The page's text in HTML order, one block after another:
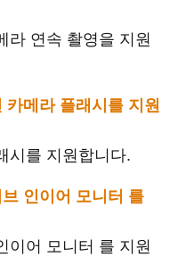
라 연속 촬영을 지원
메라 플래시를 지원
시를 지원합니다.
인이어 모니터 를
이어 모니터 를 지원